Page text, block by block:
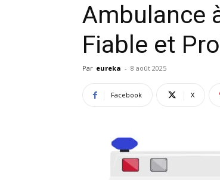
Ambulance
Fiable et
Par eureka - 8 août 2025
Facebook X